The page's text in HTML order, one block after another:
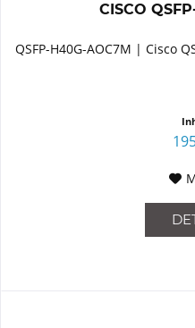
CISCO
QSFP-H40G-AOC7M | Cisco